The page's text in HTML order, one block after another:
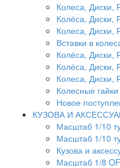
Колеса, Диски,
Колёса, Диски,
Колеса, Диски,
Вставки в
Колёса, Диски,
Колёса, Диски,
Колеса, Диски,
Колесные
Новое
КУЗОВА И
Масштаб 1/10
Масштаб 1/10
Кузова и
Масштаб 1/8